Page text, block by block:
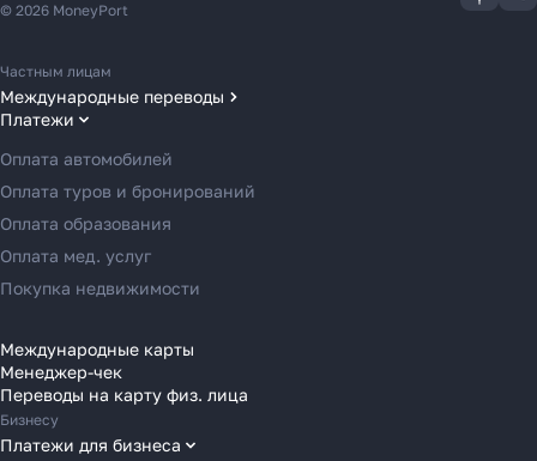
© 2026 MoneyPort
Частным лицам
Международные переводы
Переводы в США
Переводы в ОАЭ
Переводы в Европу
Переводы в Азию
Переводы в Россию
Переводы в Австрию
Переводы в Болгарию
Переводы в Венгрию
Переводы в Великобританию
Переводы в Грецию
Платежи
Оплата автомобилей
Оплата туров и бронирований
Оплата образования
Оплата мед. услуг
Покупка недвижимости
Международные карты
Менеджер-чек
Переводы на карту физ. лица
Бизнесу
Платежи для бизнеса